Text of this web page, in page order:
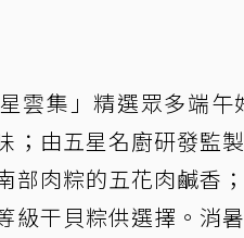
雲集」精選眾多端
；由五星名廚研發監
部肉粽的五花肉鹹香
級干貝粽供選擇。消